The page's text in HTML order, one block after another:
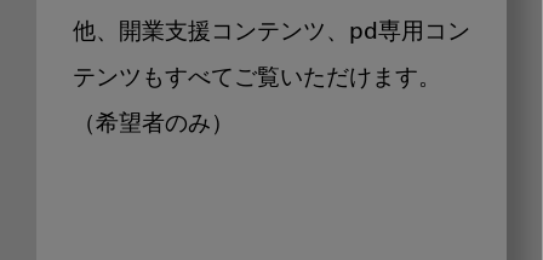
他、開業支援コンテンツ、pd専用コン
テンツもすべてご覧いただけます。
（希望者のみ）